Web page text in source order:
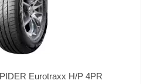
Eurotraxx H/P 4PR